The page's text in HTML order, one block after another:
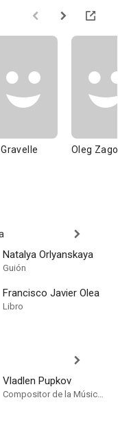
Oleg
Natalya Orlyanskaya
Guión
Francisco Javier Olea
Libro
Vladlen Pupkov
Compositor de la Música Original